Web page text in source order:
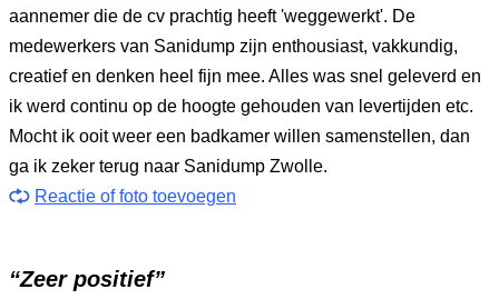
aannemer die de cv prachtig heeft 'weggewerkt'. De
medewerkers van Sanidump zijn enthousiast, vakkundig,
creatief en denken heel fijn mee. Alles was snel geleverd en
ik werd continu op de hoogte gehouden van levertijden etc.
Mocht ik ooit weer een badkamer willen samenstellen, dan
ga ik zeker terug naar Sanidump Zwolle.
Reactie of foto toevoegen
“Zeer positief”